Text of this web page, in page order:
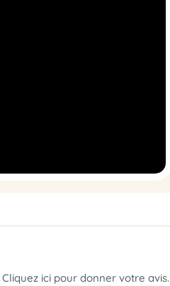
Cliquez ici pour donner votre avis.